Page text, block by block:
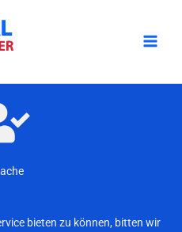
bieten zu können, bitten wir